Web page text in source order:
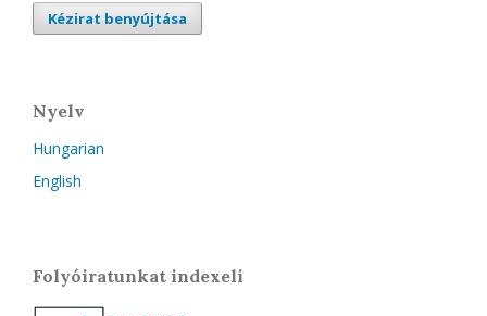
Kézirat benyújtása
Nyelv
Hungarian
English
Folyóiratunkat indexeli